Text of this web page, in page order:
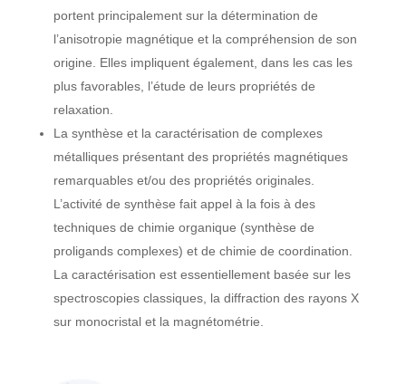
portent principalement sur la détermination de
l’anisotropie magnétique et la compréhension de son
origine. Elles impliquent également, dans les cas les
plus favorables, l’étude de leurs propriétés de
relaxation.
La synthèse et la caractérisation de complexes
métalliques présentant des propriétés magnétiques
remarquables et/ou des propriétés originales.
L’activité de synthèse fait appel à la fois à des
techniques de chimie organique (synthèse de
proligands complexes) et de chimie de coordination.
La caractérisation est essentiellement basée sur les
spectroscopies classiques, la diffraction des rayons X
sur monocristal et la magnétométrie.